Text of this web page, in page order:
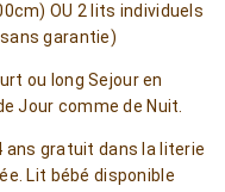
OU 2 lits individuels
garantie)
ou long Sejour en
Jour comme de Nuit.
ans gratuit dans la literie
Lit bébé disponible